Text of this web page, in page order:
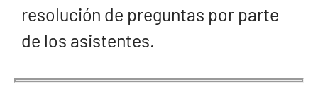
resolución de preguntas por parte
de los asistentes.